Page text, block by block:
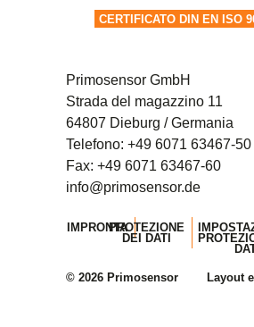
CERTIFICATO DIN EN ISO
Primosensor GmbH
Strada del magazzino 11
64807 Dieburg / Germania
Telefono: +49 6071 63467-50
Fax: +49 6071 63467-60
info@primosensor.de
IMPRONTAPROTEZIONE
DEI DATI
© 2026 Primosensor Layout